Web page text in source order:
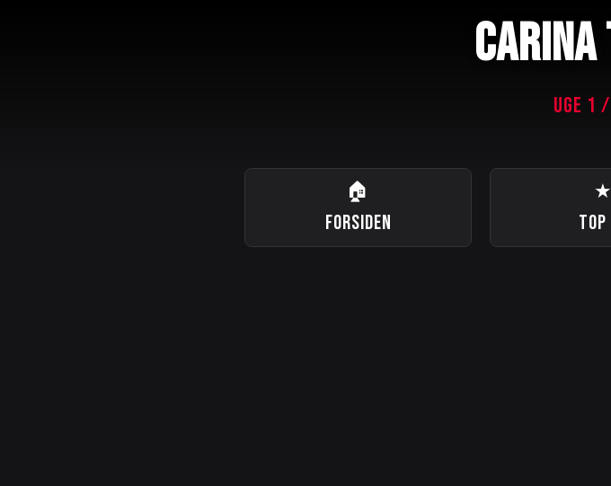
CARINA
UGE 1
🏠
FORSIDEN
★